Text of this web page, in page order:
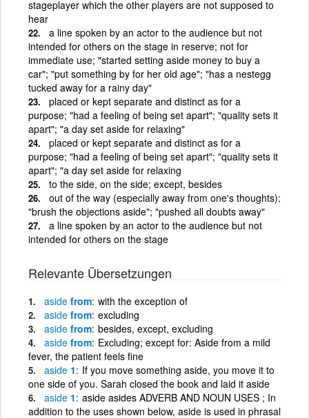
stageplayer which the other players are not supposed to
hear
a line spoken by an actor to the audience but not
intended for others on the stage in reserve; not for
immediate use; "started setting aside money to buy a
car"; "put something by for her old age"; "has a nestegg
tucked away for a rainy day"
placed or kept separate and distinct as for a
purpose; "had a feeling of being set apart"; "quality sets it
apart"; "a day set aside for relaxing"
placed or kept separate and distinct as for a
purpose; "had a feeling of being set apart"; "quality sets it
apart"; "a day set aside for relaxing
to the side, on the side; except, besides
out of the way (especially away from one's thoughts);
"brush the objections aside"; "pushed all doubts away"
a line spoken by an actor to the audience but not
intended for others on the stage
Relevante Übersetzungen
aside from with the exception of
aside from excluding
aside from besides, except, excluding
aside from Excluding; except for: Aside from a mild
fever, the patient feels fine
aside 1 If you move something aside, you move it to
one side of you. Sarah closed the book and laid it aside
aside 1 aside asides ADVERB AND NOUN USES ; In
addition to the uses shown below, aside is used in phrasal